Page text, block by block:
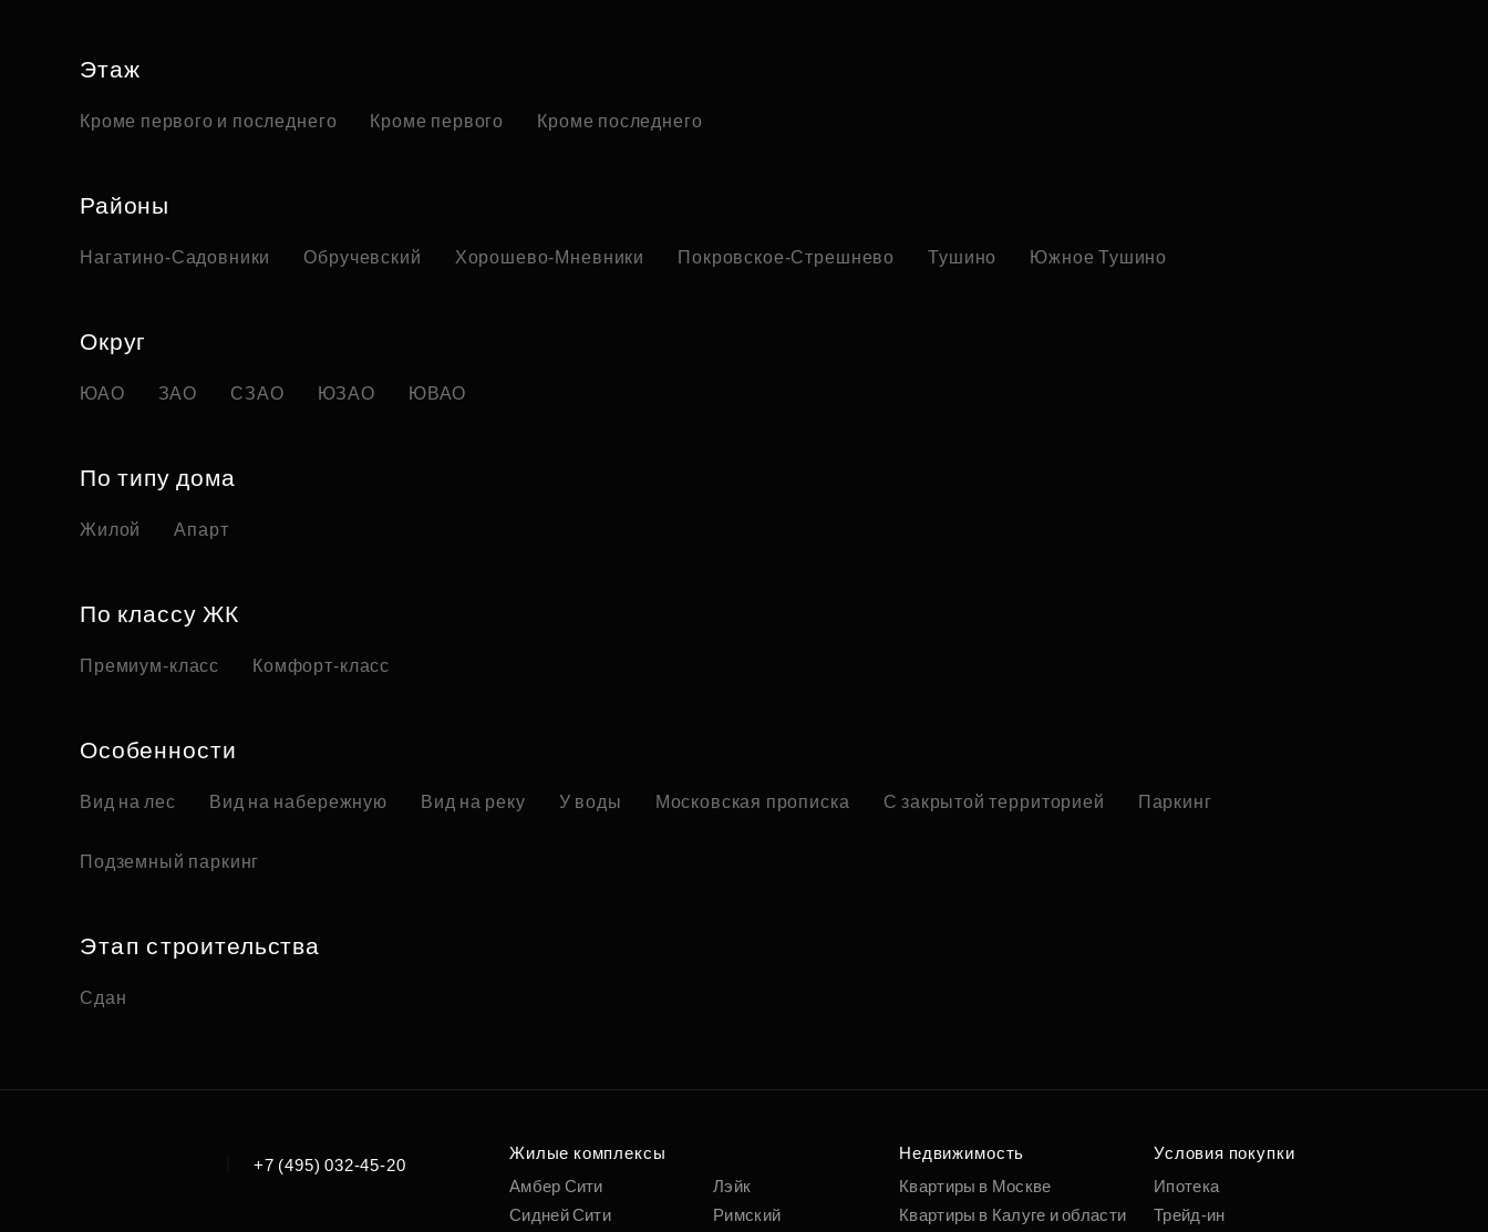
Этаж
Кроме первого и последнего Кроме первого Кроме последнего
Районы
Нагатино-Садовники Обручевский Хорошево-Мневники Покровское-Стрешнево Тушино Южное Тушино
Округ
ЮАО ЗАО СЗАО ЮЗАО ЮВАО
По типу дома
Жилой Апарт
По классу ЖК
Премиум-класс Комфорт-класс
Особенности
Вид на лес Вид на набережную Вид на реку У воды Московская прописка С закрытой территорией Паркинг
Подземный паркинг
Этап строительства
Сдан
+7 (495) 032-45-20
Жилые комплексы
Амбер Сити
Сидней Сити
Лэйк
Римский
Недвижимость
Квартиры в Москве
Квартиры в Калуге и области
Условия покупки
Ипотека
Трейд-ин